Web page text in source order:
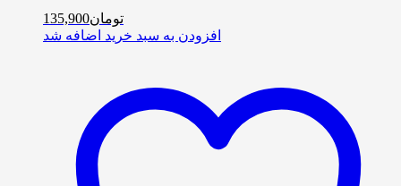
تومان135,900
افزودن به سبد خرید اضافه شد